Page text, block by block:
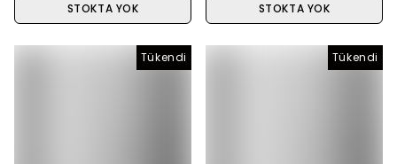
STOKTA YOK STOKTA YOK
Tükendi Tükendi
Tükendi